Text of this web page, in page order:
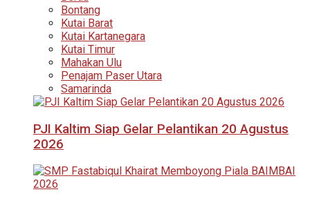
Bontang
Kutai Barat
Kutai Kartanegara
Kutai Timur
Mahakan Ulu
Penajam Paser Utara
Samarinda
PJI Kaltim Siap Gelar Pelantikan 20 Agustus
2026